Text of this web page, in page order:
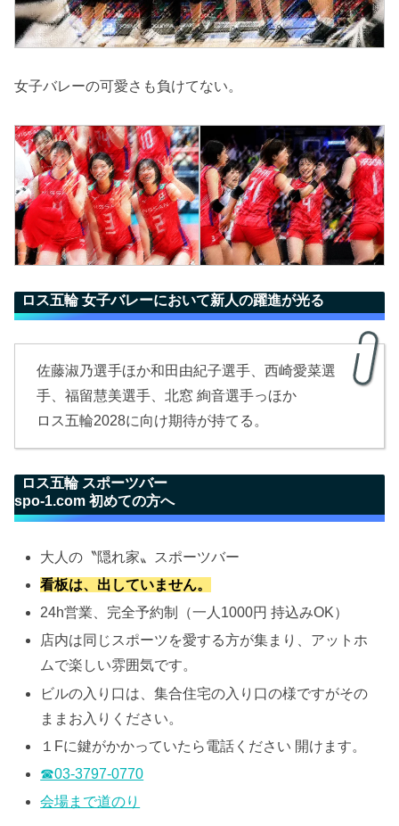
女子バレーの可愛さも負けてない。
ロス五輪 女子バレーにおいて新人の躍進が光る
佐藤淑乃選手ほか和田由紀子選手、西崎愛菜選
手、福留慧美選手、北窓 絢音選手っほか
ロス五輪2028に向け期待が持てる。
ロス五輪 スポーツバー
spo-1.com 初めての方へ
大人の〝隠れ家〟スポーツバー
看板は、出していません。
24h営業、完全予約制（一人1000円 持込みOK）
店内は同じスポーツを愛する方が集まり、アットホ
ムで楽しい雰囲気です。
ビルの入り口は、集合住宅の入り口の様ですがその
ままお入りください。
１Fに鍵がかかっていたら電話ください 開けます。
☎03-3797-0770
会場まで道のり